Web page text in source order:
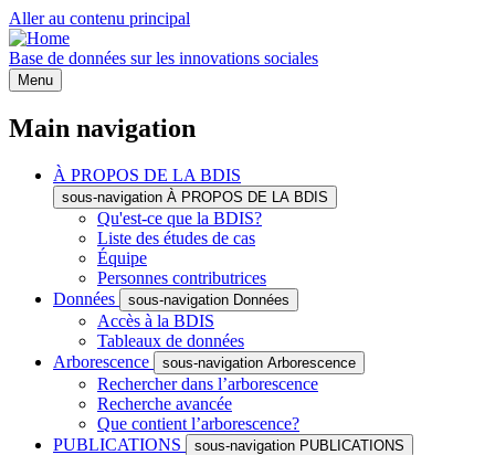
Aller au contenu principal
Base de données sur les innovations sociales
Menu
Main navigation
À PROPOS DE LA BDIS
sous-navigation À PROPOS DE LA BDIS
Qu'est-ce que la BDIS?
Liste des études de cas
Équipe
Personnes contributrices
Données
sous-navigation Données
Accès à la BDIS
Tableaux de données
Arborescence
sous-navigation Arborescence
Rechercher dans l’arborescence
Recherche avancée
Que contient l’arborescence?
PUBLICATIONS
sous-navigation PUBLICATIONS